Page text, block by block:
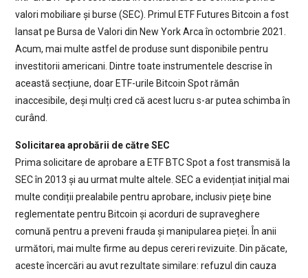
valori mobiliare și burse (SEC). Primul ETF Futures Bitcoin a fost
lansat pe Bursa de Valori din New York Arca în octombrie 2021.
Acum, mai multe astfel de produse sunt disponibile pentru
investitorii americani. Dintre toate instrumentele descrise în
această secțiune, doar ETF-urile Bitcoin Spot rămân
inaccesibile, deși mulți cred că acest lucru s-ar putea schimba în
curând.
Solicitarea aprobării de către SEC
Prima solicitare de aprobare a ETF BTC Spot a fost transmisă la
SEC în 2013 și au urmat multe altele. SEC a evidențiat inițial mai
multe condiții prealabile pentru aprobare, inclusiv piețe bine
reglementate pentru Bitcoin și acorduri de supraveghere
comună pentru a preveni frauda și manipularea pieței. În anii
următori, mai multe firme au depus cereri revizuite. Din păcate,
aceste încercări au avut rezultate similare: refuzul din cauza